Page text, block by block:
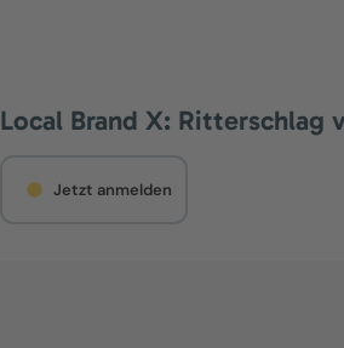
Local Brand X: Ritterschlag
Jetzt anmelden